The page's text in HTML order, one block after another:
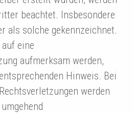
beachtet. Insbesondere
als solche gekennzeichnet.
eine
aufmerksam werden,
Hinweis. Bei
werden